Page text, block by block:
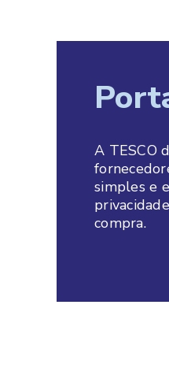
A TESCO
simples e
compra.